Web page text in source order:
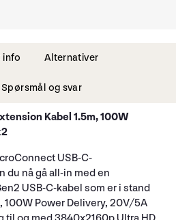
info Alternativer
Spørsmål og svar
Kabel 1.5m, 100W
USB-C-
nå gå all-in med en
USB-C-kabel som er i stand
100W Power Delivery, 20V/5A